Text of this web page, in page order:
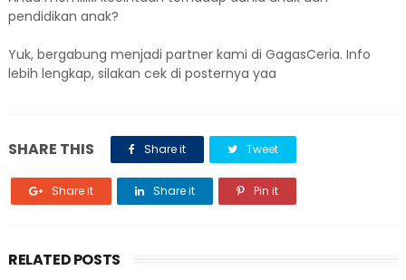
pendidikan anak?
Yuk, bergabung menjadi partner kami di GagasCeria. Info
lebih lengkap, silakan cek di posternya yaa
SHARE THIS Share it Tweet
Share it Share it Pin it
RELATED POSTS